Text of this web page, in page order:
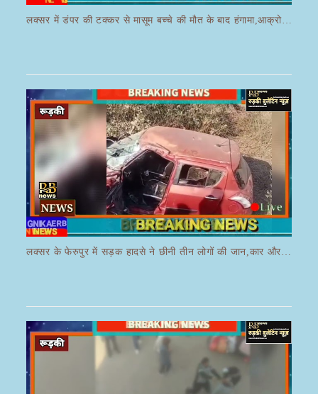
लक्सर में डंपर की टक्कर से मासूम बच्चे की मौत के बाद हंगामा,आक्रोशित भीड़ ने डंपर चालक की करी पिटाई
लक्सर के फेरुपुर में सड़क हादसे ने छीनी तीन लोगों की जान,कार और ई रिक्शा की भयानक हुई टक्कर